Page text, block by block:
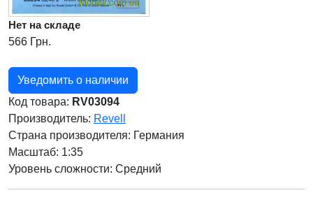
Нет на складе
566 Грн.
Уведомить о наличии
Код товара: RV03094
Производитель: Revell
Страна производителя: Германия
Масштаб: 1:35
Уровень сложности: Cредний